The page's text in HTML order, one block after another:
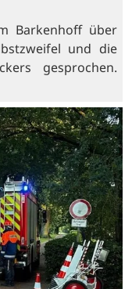
Barkenhoff über
und die
gesprochen.